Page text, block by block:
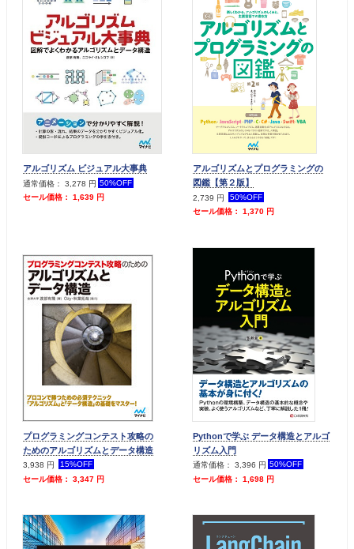
アルゴリズム ビジュアル大事典
通常価格： 3,278 円 50%OFF
セール価格： 1,639 円
アルゴリズムとプログラミングの
図鑑【第２版】
2,739 円
50%OFF
セール価格： 1,370 円
プログラミングコンテスト攻略の
ためのアルゴリズムとデータ構造
3,938 円
15%OFF
セール価格： 3,347 円
Pythonで学ぶ データ構造とアルゴ
リズム入門
通常価格： 3,396 円 50%OFF
セール価格： 1,698 円